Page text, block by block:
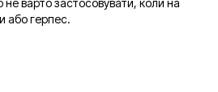
або герпес.